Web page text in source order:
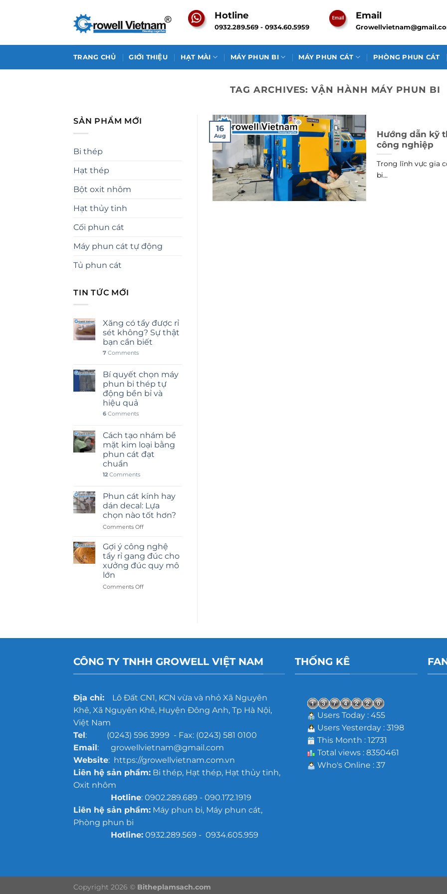
Hotline
0932.289.569 - 0934.60.5959
Email
TRANG CHỦ GIỚI THIỆU HẠT MÀI MÁY PHUN BI MÁY PHUN CÁT PHÒNG PHUN CÁT
TAG ARCHIVES:VẬN HÀNH MÁY PHUN BI
SẢN PHẨM MỚI
Bi thép
Hạt thép
Bột oxit nhôm
Hạt thủy tinh
Cối phun cát
Máy phun cát tự động
Tủ phun cát
TIN TỨC MỚI
Xăng có tẩy được rỉ
sét không? Sự thật
bạn cần biết
7 Comments
Bí quyết chọn máy
phun bi thép tự
động bền bỉ và
hiệu quả
6 Comments
Cách tạo nhám bề
mặt kim loại bằng
phun cát đạt
chuẩn
12Comments
Phun cát kính hay
dán decal: Lựa
chọn nào tốt hơn?
Comments Offon
cát
kính
hay
dán
Lựa
Gợi ý công nghệ
tẩy rỉ gang đúc cho
xưởng đúc quy mô
lớn
Comments Offon
rỉ
cho
mô
Hướng dẫn kỹ
công nghiệp
Trong lĩnh vực gia
bi...
16
Aug
CÔNG TY TNHH GROWELL VIỆT NAM
Địa chỉ:Lô Đất CN1, KCN vừa và nhỏ Xã Nguyên
Khê, Xã Nguyên Khê, Huyện Đông Anh, Tp Hà Nội,
Việt Nam
Tel: (0243) 596 3999 - Fax: (0243) 581 0100
Email: growellvietnam@gmail.com
Website: https://growellvietnam.com.vn
Liên hệ sản phẩm:Bi thép, Hạt thép, Hạt thủy tinh,
Oxit nhôm
Hotline: 0902.289.689 - 090.172.1919
Liên hệ sản phẩm:Máy phun bi, Máy phun cát,
Phòng phun bi
Hotline:0932.289.569 - 0934.605.959
THỐNG KÊ
Users Today : 455
Users Yesterday : 3198
This Month : 12731
Total views : 8350461
Who's Online : 37
Copyright 2026 © Bitheplamsach.com